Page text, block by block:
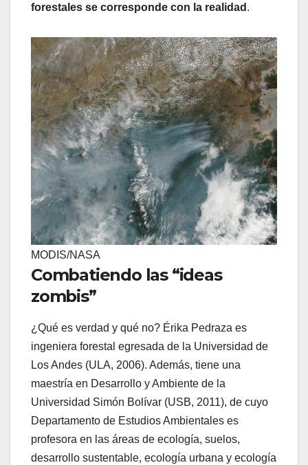
forestales se corresponde con la realidad .
MODIS/NASA
Combatiendo las “ideas
zombis”
¿Qué es verdad y qué no? Érika Pedraza es
ingeniera forestal egresada de la Universidad de
Los Andes (ULA, 2006). Además, tiene una
maestría en Desarrollo y Ambiente de la
Universidad Simón Bolívar (USB, 2011), de cuyo
Departamento de Estudios Ambientales es
profesora en las áreas de ecología, suelos,
desarrollo sustentable, ecología urbana y ecología